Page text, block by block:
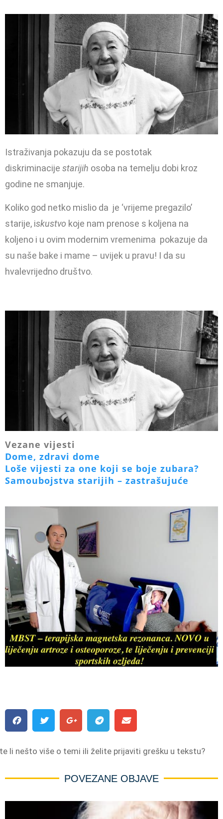
Istraživanja pokazuju da se postotak
diskriminacije starijih osoba na temelju dobi kroz
godine ne smanjuje.
Koliko god netko mislio da je ‘vrijeme pregazilo’
starije, iskustvo koje nam prenose s koljena na
koljeno i u ovim modernim vremenima pokazuje da
su naše bake i mame – uvijek u pravu! I da su
hvalevrijedno društvo.
Vezane vijesti
Dome, zdravi dome
Loše vijesti za one koji se boje zubara?
Samoubojstva starijih – zastrašujuće
li nešto više o temi ili želite prijaviti grešku u tekstu?
POVEZANE OBJAVE